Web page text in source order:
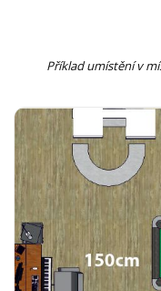
Příklad umístění v